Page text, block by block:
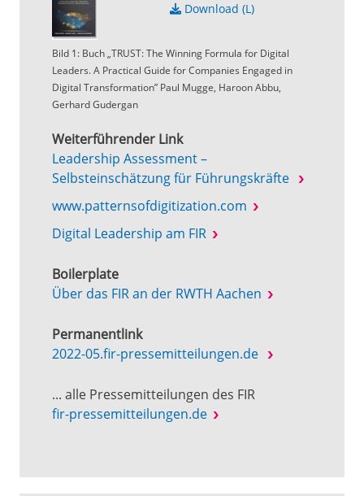
Download (L)
Bild 1: Buch „TRUST: The Winning Formula for Digital
Leaders. A Practical Guide for Companies Engaged in
Digital Transformation” Paul Mugge, Haroon Abbu,
Gerhard Gudergan
Weiterführender Link
Leadership Assessment –
Selbsteinschätzung für Führungskräfte
www.patternsofdigitization.com
Digital Leadership am FIR
Boilerplate
Über das FIR an der RWTH Aachen
Permanentlink
2022-05.fir-pressemitteilungen.de
... alle Pressemitteilungen des FIR
fir-pressemitteilungen.de